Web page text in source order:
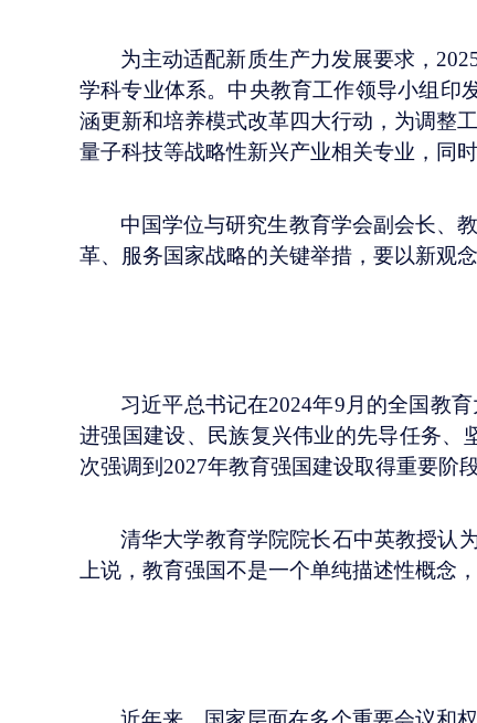
为主动适配新质生产力发展要求，
学科专业体系。中央教育工作领导小组印
涵更新和培养模式改革四大行动，为调整
量子科技等战略性新兴产业相关专业，同
中国学位与研究生教育学会副会长、
革、服务国家战略的关键举措，要以新观
习近平总书记在2024年9月的全国教
进强国建设、民族复兴伟业的先导任务、
次强调到2027年教育强国建设取得重要阶段
清华大学教育学院院长石中英教授认
上说，教育强国不是一个单纯描述性概念